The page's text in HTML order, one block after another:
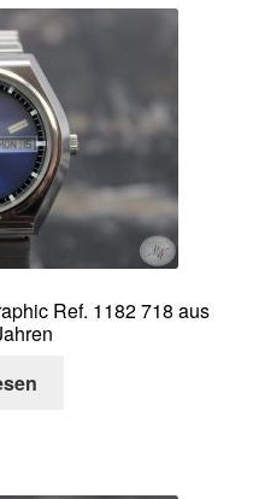
Ref. 1182 718 aus